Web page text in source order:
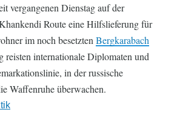
vergangenen Dienstag auf der
Route eine Hilfslieferung für
im noch besetzten Bergkarabach
reisten internationale Diplomaten und
in der russische
Waffenruhe überwachen.